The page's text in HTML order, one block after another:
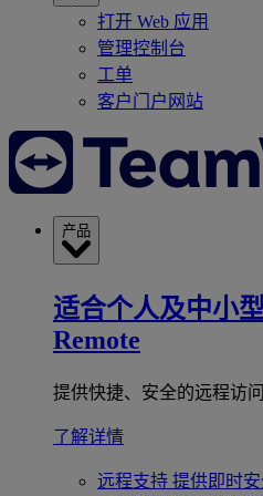
打开 Web 应用
管理控制台
工单
客户门户网站
产品
适合个人及中小
Remote
提供快捷、安全的远程访
了解详情
远程支持 提供即时